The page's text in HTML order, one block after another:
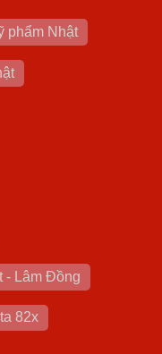
phẩm Nhật
- Lâm Đồng
82x